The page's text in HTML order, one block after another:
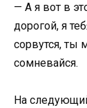
— А я вот в
дорогой, я
сорвутся, ты
сомневайся.
На